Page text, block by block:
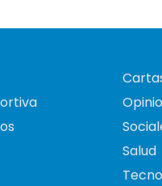
Salud